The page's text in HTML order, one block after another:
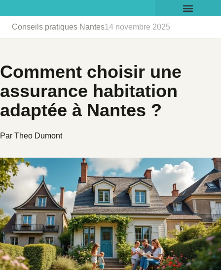
Conseils pratiques Nantes14 novembre 2025
Comment choisir une
assurance habitation
adaptée à Nantes ?
Par Theo Dumont